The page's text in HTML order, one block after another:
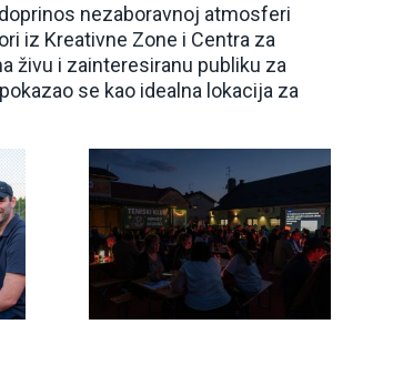
nezaboravnoj atmosferi
iz Kreativne Zone i Centra za
živu i zainteresiranu publiku za
se kao idealna lokacija za